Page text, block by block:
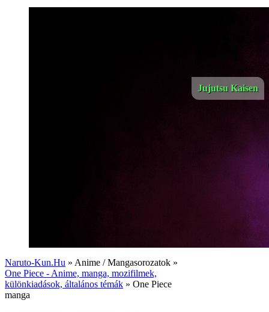
Jujutsu Kaisen
Naruto-Kun.Hu » Anime / Mangasorozatok »
One Piece - Anime, manga, mozifilmek,
különkiadások, általános témák » One Piece
manga